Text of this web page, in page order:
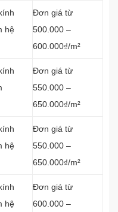
hệ
Đơn giá từ
500.000 –
600.000₫/m²
Đơn giá từ
550.000 –
650.000₫/m²
hệ
Đơn giá từ
550.000 –
650.000₫/m²
hệ
Đơn giá từ
600.000 –